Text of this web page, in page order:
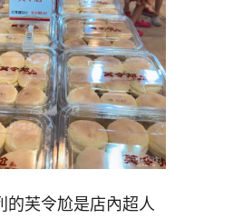
的芙令尬是店內超人